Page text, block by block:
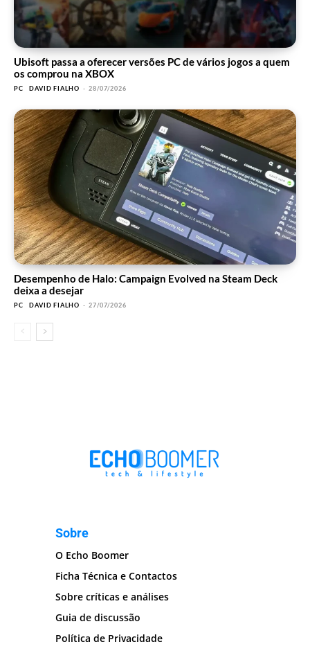
Ubisoft passa a oferecer versões PC de vários jogos a quem
os comprou na XBOX
PC DAVID FIALHO - 28/07/2026
Desempenho de Halo: Campaign Evolved na Steam Deck
deixa a desejar
PC DAVID FIALHO - 27/07/2026
Sobre
O Echo Boomer
Ficha Técnica e Contactos
Sobre críticas e análises
Guia de discussão
Política de Privacidade